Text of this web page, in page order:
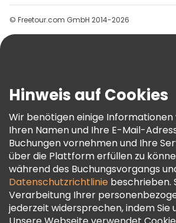
Gruppen
Hilfe
AGB Und Rechtliches
Cookie-Richtlinie
Freetour Auszeichnungen
Treueprogramm
© Freetour.com GmbH 2014-2026
Hinweis auf Cookies
Wir benötigen einige Informationen
Ihren Namen und Ihre E-Mail-
Buchungen vornehmen und Ihre
über die Plattform erfüllen zu
während des Buchungsvorgangs
Datenschutzrichtlinie beschrieben.
Verarbeitung Ihrer
jederzeit widersprechen, indem Sie